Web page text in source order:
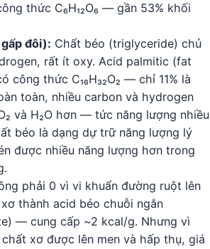
thức C₆H₁₂O₆ — gần 53% khối
đôi): Chất béo (triglyceride) chủ
rất ít oxy. Acid palmitic (fat
công thức C₁₆H₃₂O₂ — chỉ 11% là
toàn, nhiều carbon và hydrogen
và H₂O hơn — tức năng lượng nhiều
béo là dạng dự trữ năng lượng lý
được nhiều năng lượng hơn trong
phải 0 vì vi khuẩn đường ruột lên
thành acid béo chuỗi ngắn
— cung cấp ~2 kcal/g. Nhưng vì
xơ được lên men và hấp thụ, giá